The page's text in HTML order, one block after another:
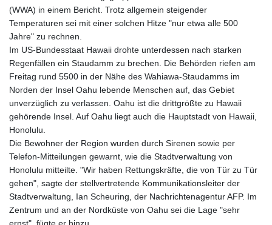
(WWA) in einem Bericht. Trotz allgemein steigender
Temperaturen sei mit einer solchen Hitze "nur etwa alle 500
Jahre" zu rechnen.
Im US-Bundesstaat Hawaii drohte unterdessen nach starken
Regenfällen ein Staudamm zu brechen. Die Behörden riefen am
Freitag rund 5500 in der Nähe des Wahiawa-Staudamms im
Norden der Insel Oahu lebende Menschen auf, das Gebiet
unverzüglich zu verlassen. Oahu ist die drittgrößte zu Hawaii
gehörende Insel. Auf Oahu liegt auch die Hauptstadt von Hawaii,
Honolulu.
Die Bewohner der Region wurden durch Sirenen sowie per
Telefon-Mitteilungen gewarnt, wie die Stadtverwaltung von
Honolulu mitteilte. "Wir haben Rettungskräfte, die von Tür zu Tür
gehen", sagte der stellvertretende Kommunikationsleiter der
Stadtverwaltung, Ian Scheuring, der Nachrichtenagentur AFP. Im
Zentrum und an der Nordküste von Oahu sei die Lage "sehr